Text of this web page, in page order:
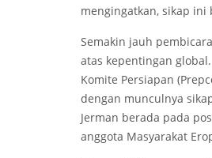
mengingatkan, sikap
Semakin jauh
atas kepentingan
Komite Persiapan
dengan munculnya
Jerman berada pada
anggota Masyarakat